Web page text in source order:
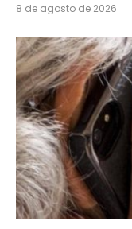
8 de agosto de 2026